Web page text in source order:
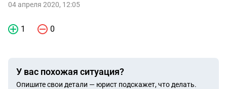
04 апреля 2020, 12:05
1 0
У вас похожая ситуация?
Опишите свои детали — юрист подскажет, что делать.